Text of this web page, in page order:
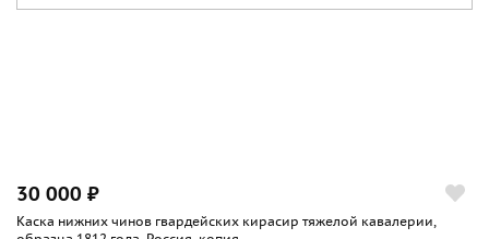
30 000 ₽
Каска нижних чинов гвардейских кирасир тяжелой кавалерии,